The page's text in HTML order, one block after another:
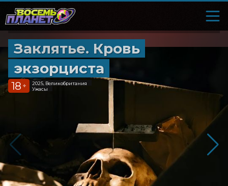
Заклятье. Кровь
экзорциста
18 +
2025, Великобритания
Ужасы